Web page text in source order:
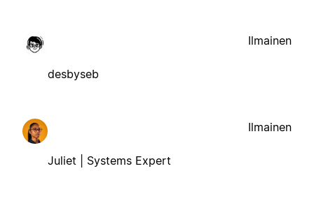
desbyseb
Ilmainen
Juliet | Systems Expert
Ilmainen